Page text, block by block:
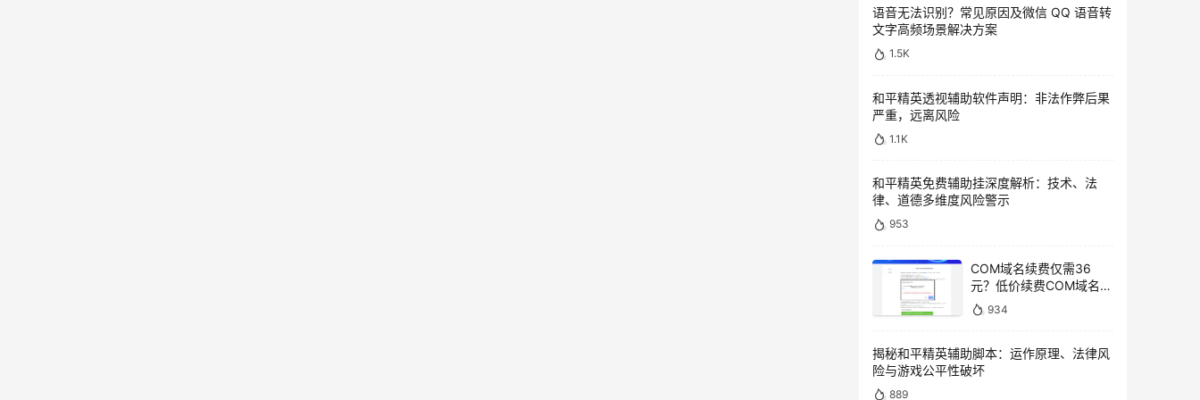
语音无法识别？常见原因及微信 QQ 语音转
文字高频场景解决方案
1.5K
和平精英透视辅助软件声明：非法作弊后果
严重，远离风险
1.1K
和平精英免费辅助挂深度解析：技术、法
律、道德多维度风险警示
953
COM域名续费仅需36
元？低价续费COM域名教
程 934
揭秘和平精英辅助脚本：运作原理、法律风
险与游戏公平性破坏
889